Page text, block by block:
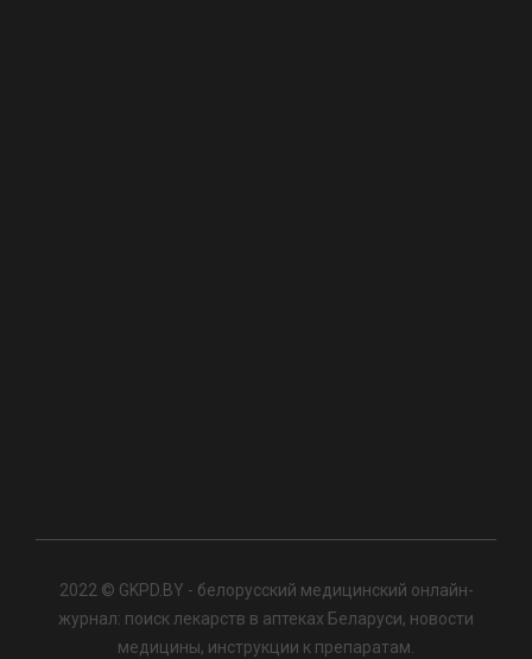
2022 © GKPD.BY - белорусский медицинский онлайн-
журнал: поиск лекарств в аптеках Беларуси, новости
медицины, инструкции к препаратам.